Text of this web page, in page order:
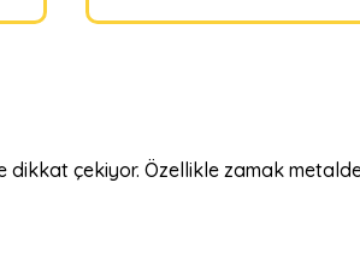
dikkat çekiyor. Özellikle zamak